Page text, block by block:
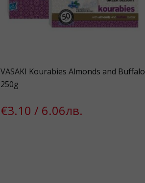
VASAKI Kourabies Almonds and Buffalo
250g
€3.10 / 6.06лв.